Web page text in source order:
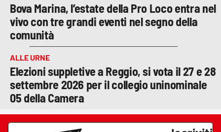
Bova Marina, l’estate della Pro Loco entra nel
vivo con tre grandi eventi nel segno della
comunità
ALLE URNE
Elezioni suppletive a Reggio, si vota il 27 e 28
settembre 2026 per il collegio uninominale
05 della Camera